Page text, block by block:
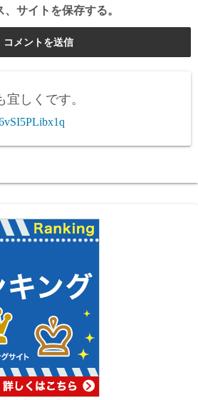
サイトを保存する。
宜しくです。